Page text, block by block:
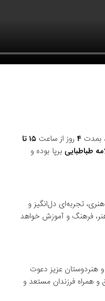
، بمدت ۴ روز از ساعت
۱۵ تا
برپا بوده و
✨ حضور در این آوردگاه فرهنگی و هنری، تجربه‌ای دل‌انگیز و
هنر، فرهنگ و آموزش خواهد
علاقه‌مندان، خانواده‌ها و هنردوستان عزیز دعوت
و همراه فرزندان مستعد و